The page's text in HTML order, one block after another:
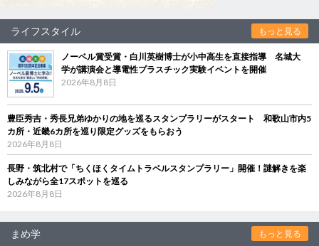
ライフスタイル もっと見る
ノーベル賞受賞・白川英樹博士が小中高生を直接指導 名城大
学が講演会と導電性プラスチック実験イベントを開催
2026年8月8日
豊臣秀吉・秀長兄弟ゆかりの地を巡るスタンプラリーがスタート 和歌山市内5
カ所・近畿6カ所を巡り限定グッズをもらおう
2026年8月8日
長野・筑北村で「ちくほくタイムトラベルスタンプラリー」開催！謎解きを楽
しみながら全17スポットを巡る
2026年8月8日
まめ学 もっと見る